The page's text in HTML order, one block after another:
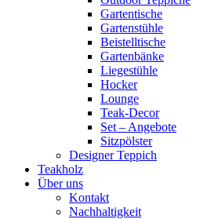
Gartentische
Gartenstühle
Beistelltische
Gartenbänke
Liegestühle
Hocker
Lounge
Teak-Decor
Set – Angebote
Sitzpölster
Designer Teppich
Teakholz
Über uns
Kontakt
Nachhaltigkeit